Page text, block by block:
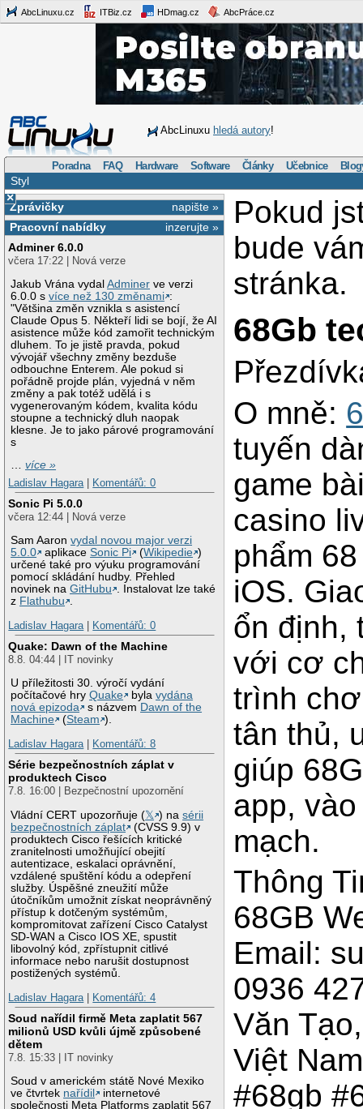
AbcLinuxu.cz ITBiz.cz HDmag.cz AbcPráce.cz
AbcLinuxu hledá autory!
Poradna FAQ Hardware Software Články Učebnice
Styl
×
napište »
Zprávičky
inzerujte »
Pracovní nabídky
Adminer 6.0.0
včera 17:22 | Nová verze
Jakub Vrána vydalAdminer ve verzi
6.0.0 svíce než 130 změnami :
"Většina změn vznikla s asistencí
Claude Opus 5. Někteří lidi se bojí, že AI
asistence může kód zamořit technickým
dluhem. To je jistě pravda, pokud
vývojář všechny změny bezduše
odbouchne Enterem. Ale pokud si
pořádně projde plán, vyjedná v něm
změny a pak totéž udělá i s
vygenerovaným kódem, kvalita kódu
stoupne a technický dluh naopak
klesne. Je to jako párové programování
s
…více »
Ladislav Hagara
Komentářů: 0
Sonic Pi 5.0.0
včera 12:44 | Nová verze
Sam Aaronvydal novou major verzi
5.0.0
aplikaceSonic Pi (Wikipedie )
určené také pro výuku programování
pomocí skládání hudby. Přehled
novinek naGitHubu . Instalovat lze také
z Flathubu .
Ladislav Hagara
Komentářů: 0
Quake: Dawn of the Machine
8.8. 04:44 | IT novinky
U příležitosti 30. výročí vydání
počítačové hryQuake bylavydána
nová epizoda
s názvem Dawn of the
Machine
(Steam ).
Ladislav Hagara
Komentářů: 8
Série bezpečnostních záplat v
produktech Cisco
7.8. 16:00 | Bezpečnostní upozornění
Vládní CERT upozorňuje (𝕏 ) nasérii
bezpečnostních záplat
(CVSS 9.9) v
produktech Cisco řešících kritické
zranitelnosti umožňující obejití
autentizace, eskalaci oprávnění,
vzdálené spuštění kódu a odepření
služby. Úspěšné zneužití může
útočníkům umožnit získat neoprávněný
přístup k dotčeným systémům,
kompromitovat zařízení Cisco Catalyst
SD-WAN a Cisco IOS XE, spustit
libovolný kód, zpřístupnit citlivé
informace nebo narušit dostupnost
postižených systémů.
Ladislav Hagara
Komentářů: 4
Soud nařídil firmě Meta zaplatit 567
milionů USD kvůli újmě způsobené
dětem
7.8. 15:33 | IT novinky
Soud v americkém státě Nové Mexiko
ve čtvrtek nařídil
internetové
společnosti Meta Platforms zaplatit 567
Pokud
bude
stránka.
68Gb
O mně:
tuyến
game
casino
phẩm
iOS.
ổn định,
với cơ
trình
tân thủ,
giúp
app,
mạch.
Thông
68GB
Email:
0936
Văn
Việt
#68gb